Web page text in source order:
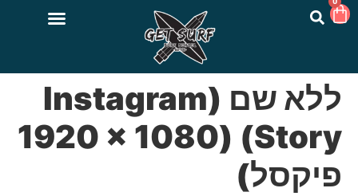
ללא שם (Instagram
Story) (1920 × 1080
פיקסל)